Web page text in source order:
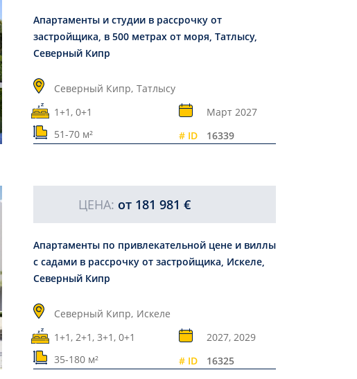
Апартаменты и студии в рассрочку от
застройщика, в 500 метрах от моря, Татлысу,
Северный Кипр
Северный Кипр, Татлысу
1+1, 0+1
Март 2027
51-70 м²
# ID 16339
ЦЕНА: от 181 981 €
Апартаменты по привлекательной цене и виллы
с садами в рассрочку от застройщика, Искеле,
Северный Кипр
Северный Кипр, Искеле
1+1, 2+1, 3+1, 0+1
2027, 2029
35-180 м²
# ID 16325